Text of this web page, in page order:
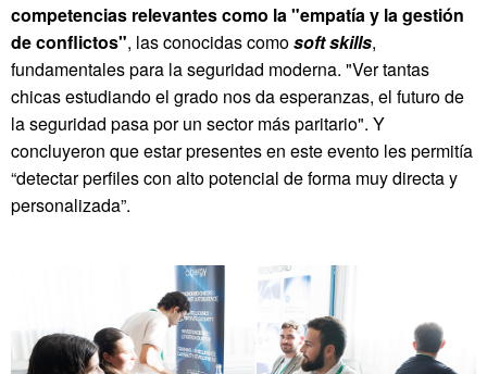
competencias relevantes como la "empatía y la gestión
de conflictos", las conocidas comosoft skills,
fundamentales para la seguridad moderna. "Ver tantas
chicas estudiando el grado nos da esperanzas, el futuro de
la seguridad pasa por un sector más paritario". Y
concluyeron que estar presentes en este evento les permitía
“detectar perfiles con alto potencial de forma muy directa y
personalizada”.